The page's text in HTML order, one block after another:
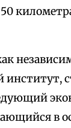
институт,
в